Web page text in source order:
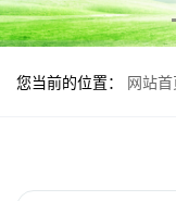
您当前的位置： 网站首